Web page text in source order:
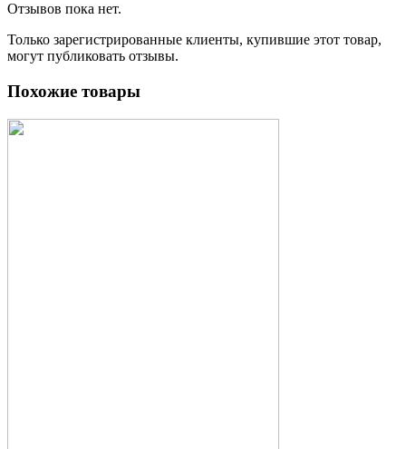
Отзывов пока нет.
Только зарегистрированные клиенты, купившие этот товар,
могут публиковать отзывы.
Похожие товары